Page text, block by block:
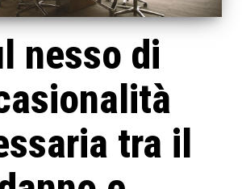
nesso di
tra il